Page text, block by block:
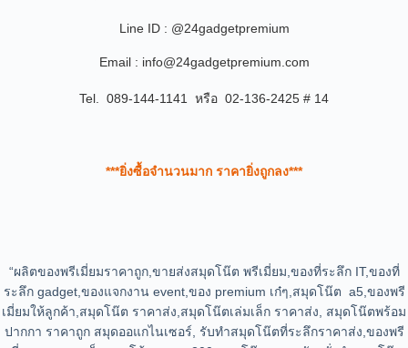
Line ID : @24gadgetpremium
Email : info@24gadgetpremium.com
Tel. 089-144-1141 หรือ 02-136-2425 # 14
***ยิ่งซื้อจำนวนมาก ราคายิ่งถูกลง***
“ผลิตของพรีเมี่ยมราคาถูก,ขายส่งสมุดโน๊ต พรีเมี่ยม,ของที่ระลึก IT,ของที่
ระลึก gadget,ของแจกงาน event,ของ premium เก๋ๆ,สมุดโน๊ต a5,ของพรี
เมี่ยมให้ลูกค้า,สมุดโน๊ต ราคาส่ง,สมุดโน๊ตเล่มเล็ก ราคาส่ง, สมุดโน๊ตพร้อม
ปากกา ราคาถูก สมุดออแกไนเซอร์, รับทำสมุดโน๊ตที่ระลึกราคาส่ง,ของพรี